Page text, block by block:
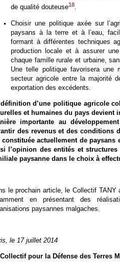
de qualité douteuse18.
Choisir une politique axée sur
paysans à la terre et à l’eau,
formant à différentes techniques
production locale et à assurer
chaque famille rurale et urbaine,
Une telle politique favorisera une
secteur agricole entre la majorité
exportation des excédents.
d’une politique agricole
et humaines du pays devient
importante au
des revenus et des conditions
constituée actuellement de
l’opinion des entités et
paysanne dans le choix à
le prochain article, le Collectif TANY
en présentant des
paysannes malgaches.
le 17 juillet 2014
pour la Défense des Terres